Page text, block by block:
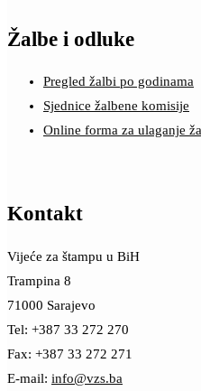
Žalbe i odluke
Pregled žalbi po godinama
Sjednice žalbene komisije
Online forma za ulaganje
Kontakt
Vijeće za štampu u BiH
Trampina 8
71000 Sarajevo
Tel: +387 33 272 270
Fax: +387 33 272 271
E-mail: info@vzs.ba